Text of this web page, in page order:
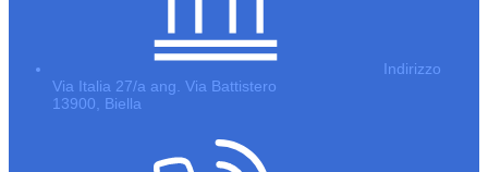
Indirizzo
Via Italia 27/a ang. Via Battistero
13900, Biella